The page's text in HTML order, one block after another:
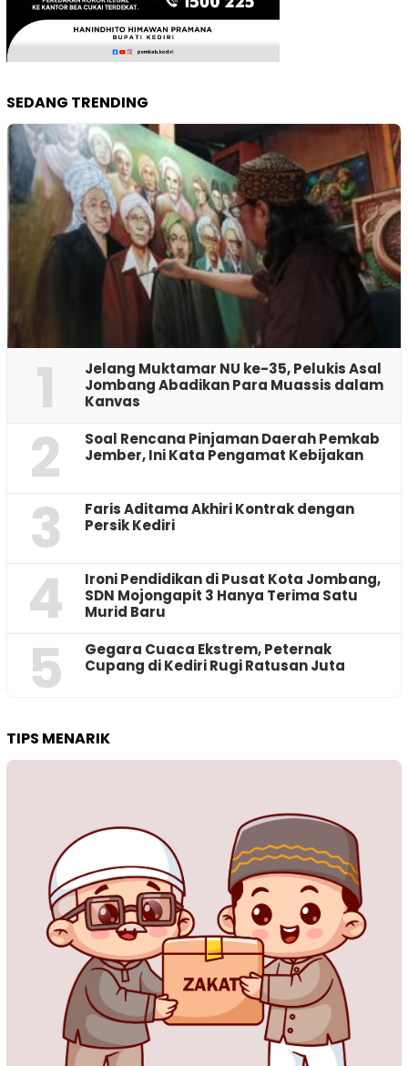
SEDANG TRENDING
1
Jelang Muktamar NU ke-35, Pelukis Asal
Jombang Abadikan Para Muassis dalam
Kanvas
2
‎Soal Rencana Pinjaman Daerah Pemkab
Jember, Ini Kata Pengamat Kebijakan ‎
3
Faris Aditama Akhiri Kontrak dengan
Persik Kediri
4
Ironi Pendidikan di Pusat Kota Jombang,
SDN Mojongapit 3 Hanya Terima Satu
Murid Baru
5
‎Gegara Cuaca Ekstrem, Peternak
Cupang di Kediri Rugi Ratusan Juta
TIPS MENARIK